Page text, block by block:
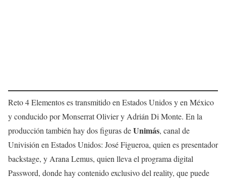
Reto 4 Elementos es transmitido en Estados Unidos y en México
y conducido por Monserrat Olivier y Adrián Di Monte. En la
producción también hay dos figuras deUnimás, canal de
Univisión en Estados Unidos: José Figueroa, quien es presentador
backstage, y Arana Lemus, quien lleva el programa digital
Password, donde hay contenido exclusivo del reality, que puede